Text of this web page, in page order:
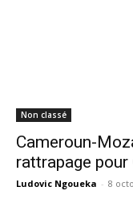
Non classé
Cameroun-
rattrapage
Ludovic Ngoueka - 8